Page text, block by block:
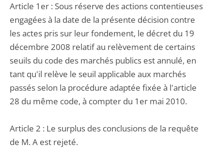
Article 1er : Sous réserve des actions contentieuses
engagées à la date de la présente décision contre
les actes pris sur leur fondement, le décret du 19
décembre 2008 relatif au relèvement de certains
seuils du code des marchés publics est annulé, en
tant qu'il relève le seuil applicable aux marchés
passés selon la procédure adaptée fixée à l'article
28 du même code, à compter du 1er mai 2010.
Article 2 : Le surplus des conclusions de la requête
de M. A est rejeté.